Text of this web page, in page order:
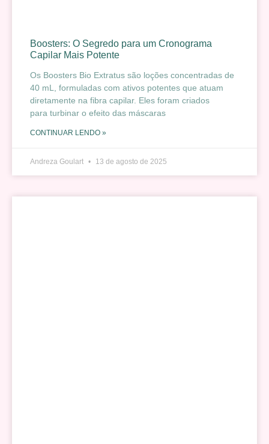
Boosters: O Segredo para um Cronograma
Capilar Mais Potente
Os Boosters Bio Extratus são loções concentradas de
40 mL, formuladas com ativos potentes que atuam
diretamente na fibra capilar. Eles foram criados
para turbinar o efeito das máscaras
CONTINUAR LENDO »
Andreza Goulart 13 de agosto de 2025